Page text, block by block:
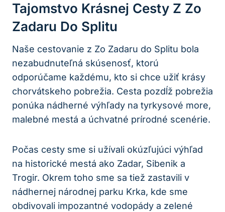
Tajomstvo Krásnej Cesty Z Zo
Zadaru Do Splitu
Naše cestovanie z Zo Zadaru do Splitu bola
nezabudnuteľná skúsenosť, ktorú
odporúčame každému, kto si chce užiť krásy
chorvátskeho pobrežia. Cesta pozdĺž pobrežia
ponúka nádherné výhľady na tyrkysové more,
malebné mestá a úchvatné prírodné scenérie.
Počas cesty sme si užívali okúzľujúci výhľad
na historické mestá ako Zadar, Sibenik a
Trogir. Okrem toho sme sa tiež zastavili v
nádhernej národnej parku Krka, kde sme
obdivovali impozantné vodopády a zelené